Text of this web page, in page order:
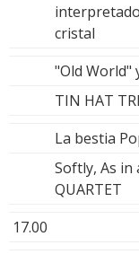
cristal
"Old World"
TIN HAT
La bestia
Softly, As in
QUARTET
17.00